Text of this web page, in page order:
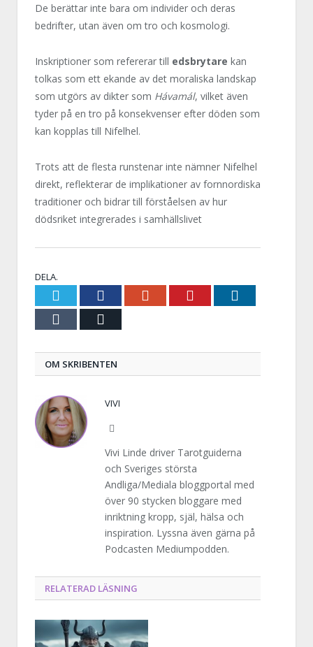
De berättar inte bara om individer och deras
bedrifter, utan även om tro och kosmologi.
Inskriptioner som refererar till edsbrytare kan
tolkas som ett ekande av det moraliska landskap
som utgörs av dikter som Hávamál, vilket även
tyder på en tro på konsekvenser efter döden som
kan kopplas till Nifelhel.
Trots att de flesta runstenar inte nämner Nifelhel
direkt, reflekterar de implikationer av fornnordiska
traditioner och bidrar till förståelsen av hur
dödsriket integrerades i samhällslivet
DELA.
Twitter Facebook Google+ Pinterest
Tumblr
OM SKRIBENTEN
VIVI
Vivi Linde driver Tarotguiderna
och Sveriges största
Andliga/Mediala bloggportal med
över 90 stycken bloggare med
inriktning kropp, själ, hälsa och
inspiration. Lyssna även gärna på
Podcasten Mediumpodden.
RELATERAD LÄSNING